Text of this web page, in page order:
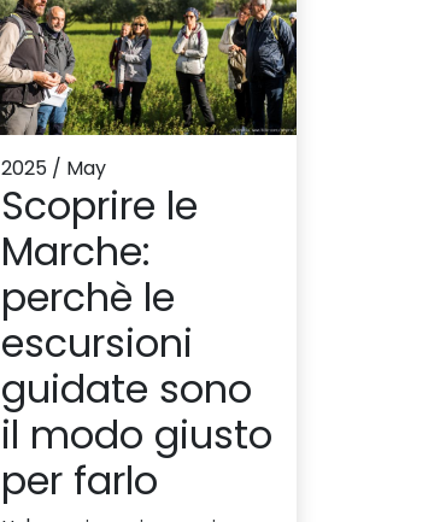
2025 / May
Scoprire le
Marche:
perchè le
escursioni
guidate sono
il modo giusto
per farlo